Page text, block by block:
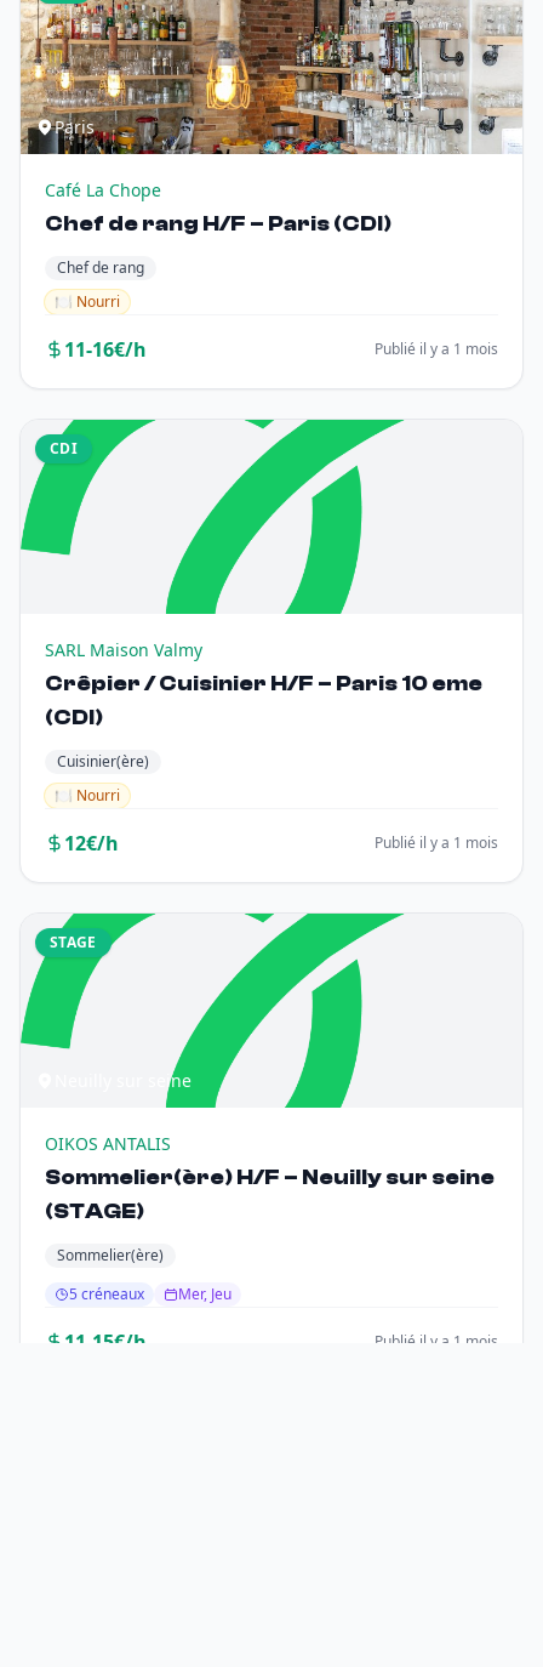
Paris
Café La Chope
Chef de rang H/F – Paris (CDI)
Chef de rang
🍽️ Nourri
11-16€/h Publié il y a 1 mois
CDI
SARL Maison Valmy
Crêpier / Cuisinier H/F – Paris 10 eme
(CDI)
Cuisinier(ère)
🍽️ Nourri
12€/h Publié il y a 1 mois
STAGE
Neuilly sur seine
OIKOS ANTALIS
Sommelier(ère) H/F – Neuilly sur seine
(STAGE)
Sommelier(ère)
5 créneaux
Mer, Jeu
11-15€/h Publié il y a 1 mois